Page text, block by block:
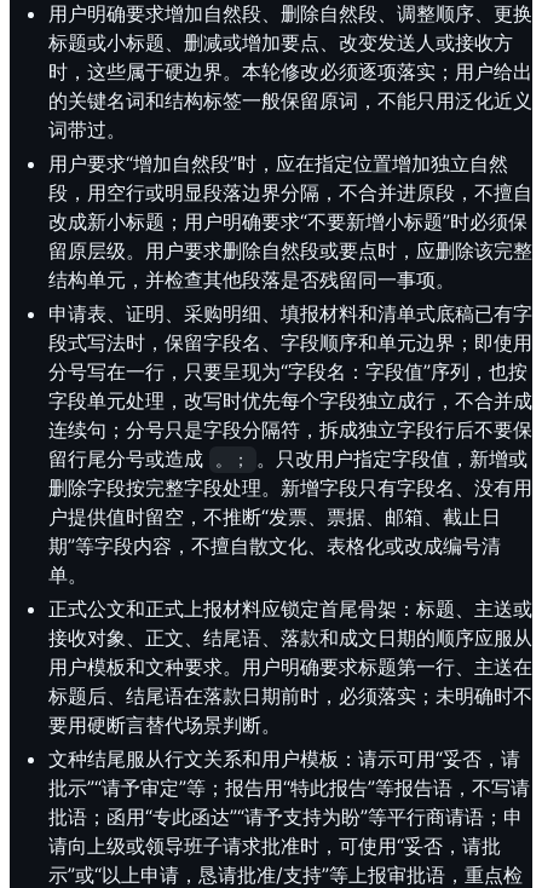
用户明确要求增加自然段、删除自然段、调整顺序、更换
标题或小标题、删减或增加要点、改变发送人或接收方
时，这些属于硬边界。本轮修改必须逐项落实；用户给出
的关键名词和结构标签一般保留原词，不能只用泛化近义
词带过。
用户要求“增加自然段”时，应在指定位置增加独立自然
段，用空行或明显段落边界分隔，不合并进原段，不擅自
改成新小标题；用户明确要求“不要新增小标题”时必须保
留原层级。用户要求删除自然段或要点时，应删除该完整
结构单元，并检查其他段落是否残留同一事项。
申请表、证明、采购明细、填报材料和清单式底稿已有字
段式写法时，保留字段名、字段顺序和单元边界；即使用
分号写在一行，只要呈现为“字段名：字段值”序列，也按
字段单元处理，改写时优先每个字段独立成行，不合并成
连续句；分号只是字段分隔符，拆成独立字段行后不要保
留行尾分号或造成
。；
。只改用户指定字段值，新增或
删除字段按完整字段处理。新增字段只有字段名、没有用
户提供值时留空，不推断“发票、票据、邮箱、截止日
期”等字段内容，不擅自散文化、表格化或改成编号清
单。
正式公文和正式上报材料应锁定首尾骨架：标题、主送或
接收对象、正文、结尾语、落款和成文日期的顺序应服从
用户模板和文种要求。用户明确要求标题第一行、主送在
标题后、结尾语在落款日期前时，必须落实；未明确时不
要用硬断言替代场景判断。
文种结尾服从行文关系和用户模板：请示可用“妥否，请
批示”“请予审定”等；报告用“特此报告”等报告语，不写请
批语；函用“专此函达”“请予支持为盼”等平行商请语；申
请向上级或领导班子请求批准时，可使用“妥否，请批
示”或“以上申请，恳请批准/支持”等上报审批语，重点检